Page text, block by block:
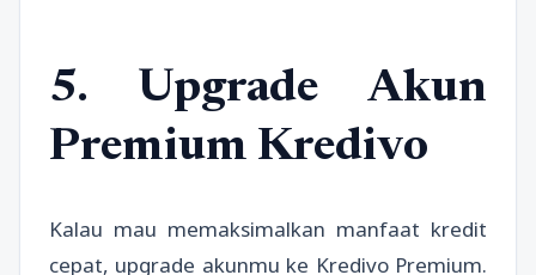
5. Upgrade Akun
Premium Kredivo
Kalau mau memaksimalkan manfaat kredit
cepat, upgrade akunmu ke Kredivo Premium.